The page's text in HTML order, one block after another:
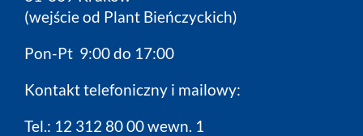
(wejście od Plant Bieńczyckich)
Pon-Pt 9:00 do 17:00
Kontakt telefoniczny i mailowy:
Tel.: 12 312 80 00 wewn. 1